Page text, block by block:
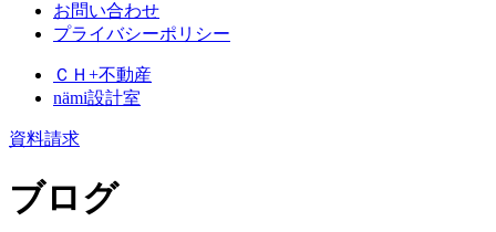
お問い合わせ
プライバシーポリシー
ＣＨ+不動産
nämi設計室
資料請求
ブログ